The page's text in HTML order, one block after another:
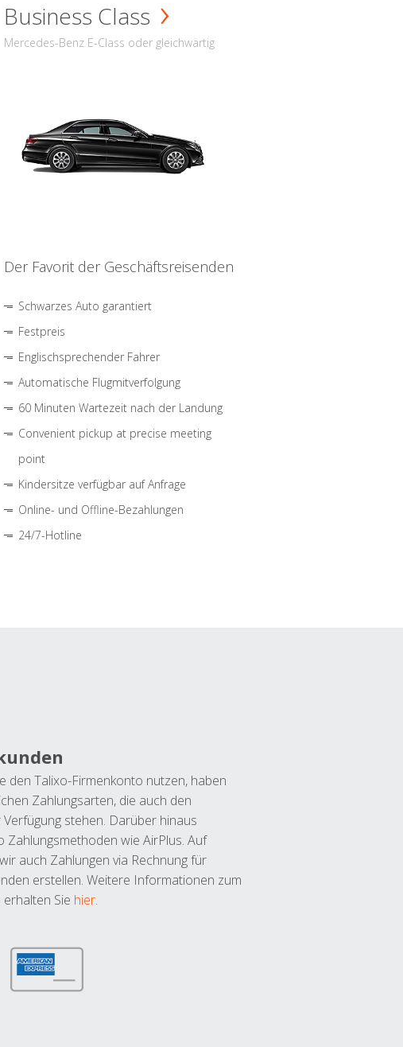
Business Class
Mercedes-Benz E-Class oder gleichwärtig
Der Favorit der Geschäftsreisenden
Schwarzes Auto garantiert
Festpreis
Englischsprechender Fahrer
Automatische Flugmitverfolgung
60 Minuten Wartezeit nach der Landung
Convenient pickup at precise meeting
point
Kindersitze verfügbar auf Anfrage
Online- und Offline-Bezahlungen
24/7-Hotline
den Talixo-Firmenkonto nutzen, haben
Zahlungsarten, die auch den
stehen. Darüber hinaus
Zahlungsmethoden wie AirPlus. Auf
auch Zahlungen via Rechnung für
erstellen. Weitere Informationen zum
Sie hier.